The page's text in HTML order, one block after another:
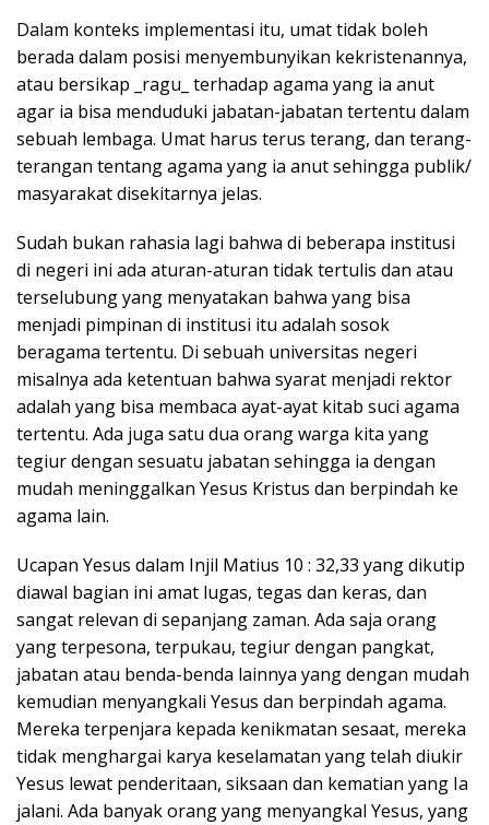
Dalam konteks implementasi itu, umat tidak boleh
berada dalam posisi menyembunyikan kekristenannya,
atau bersikap _ragu_ terhadap agama yang ia anut
agar ia bisa menduduki jabatan-jabatan tertentu dalam
sebuah lembaga. Umat harus terus terang, dan terang-
terangan tentang agama yang ia anut sehingga publik/
masyarakat disekitarnya jelas.
Sudah bukan rahasia lagi bahwa di beberapa institusi
di negeri ini ada aturan-aturan tidak tertulis dan atau
terselubung yang menyatakan bahwa yang bisa
menjadi pimpinan di institusi itu adalah sosok
beragama tertentu. Di sebuah universitas negeri
misalnya ada ketentuan bahwa syarat menjadi rektor
adalah yang bisa membaca ayat-ayat kitab suci agama
tertentu. Ada juga satu dua orang warga kita yang
tegiur dengan sesuatu jabatan sehingga ia dengan
mudah meninggalkan Yesus Kristus dan berpindah ke
agama lain.
Ucapan Yesus dalam Injil Matius 10 : 32,33 yang dikutip
diawal bagian ini amat lugas, tegas dan keras, dan
sangat relevan di sepanjang zaman. Ada saja orang
yang terpesona, terpukau, tegiur dengan pangkat,
jabatan atau benda-benda lainnya yang dengan mudah
kemudian menyangkali Yesus dan berpindah agama.
Mereka terpenjara kepada kenikmatan sesaat, mereka
tidak menghargai karya keselamatan yang telah diukir
Yesus lewat penderitaan, siksaan dan kematian yang Ia
jalani. Ada banyak orang yang menyangkal Yesus, yang